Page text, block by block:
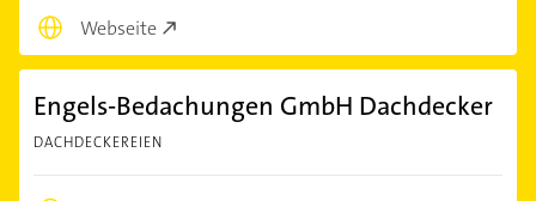
Webseite
Engels-Bedachungen GmbH Dachdecker
DACHDECKEREIEN